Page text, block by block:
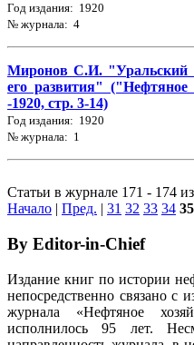
Год издания: 1920
№ журнала: 4
Миронов С.И. "Уральский
его развития"
-1920, стр. 3-14)
Год издания: 1920
№ журнала: 1
Статьи в журнале 171 - 174
Начало | Пред. | 31 32 33 34 35
By Editor-in-Chief
Издание книг по истории
непосредственно связано с
журнала «Нефтяное
исполнилось 95 лет.